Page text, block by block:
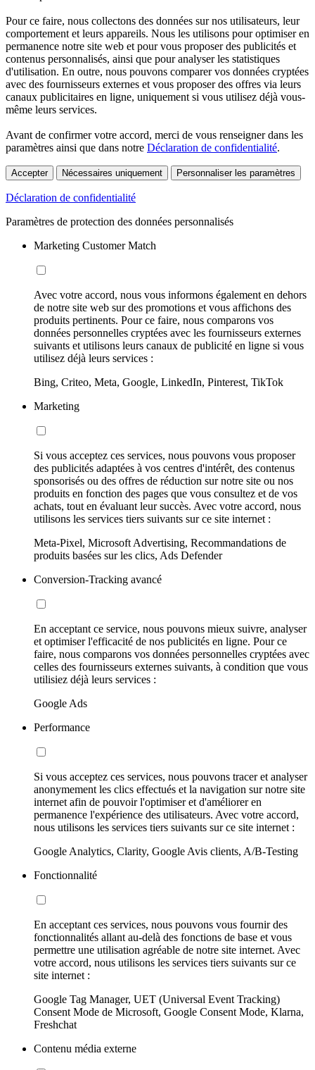
Pour ce faire, nous collectons des données sur nos utilisateurs, leur
comportement et leurs appareils. Nous les utilisons pour optimiser en
permanence notre site web et pour vous proposer des publicités et
contenus personnalisés, ainsi que pour analyser les statistiques
d'utilisation. En outre, nous pouvons comparer vos données cryptées
avec des fournisseurs externes et vous proposer des offres via leurs
canaux publicitaires en ligne, uniquement si vous utilisez déjà vous-
même leurs services.
Avant de confirmer votre accord, merci de vous renseigner dans les
paramètres ainsi que dans notre Déclaration de confidentialité.
Accepter Nécessaires uniquement Personnaliser les paramètres
Déclaration de confidentialité
Paramètres de protection des données personnalisés
Marketing Customer Match
Avec votre accord, nous vous informons également en dehors
de notre site web sur des promotions et vous affichons des
produits pertinents. Pour ce faire, nous comparons vos
données personnelles cryptées avec les fournisseurs externes
suivants et utilisons leurs canaux de publicité en ligne si vous
utilisez déjà leurs services :
Bing, Criteo, Meta, Google, LinkedIn, Pinterest, TikTok
Marketing
Si vous acceptez ces services, nous pouvons vous proposer
des publicités adaptées à vos centres d'intérêt, des contenus
sponsorisés ou des offres de réduction sur notre site ou nos
produits en fonction des pages que vous consultez et de vos
achats, tout en évaluant leur succès. Avec votre accord, nous
utilisons les services tiers suivants sur ce site internet :
Meta-Pixel, Microsoft Advertising, Recommandations de
produits basées sur les clics, Ads Defender
Conversion-Tracking avancé
En acceptant ce service, nous pouvons mieux suivre, analyser
et optimiser l'efficacité de nos publicités en ligne. Pour ce
faire, nous comparons vos données personnelles cryptées avec
celles des fournisseurs externes suivants, à condition que vous
utilisiez déjà leurs services :
Google Ads
Performance
Si vous acceptez ces services, nous pouvons tracer et analyser
anonymement les clics effectués et la navigation sur notre site
internet afin de pouvoir l'optimiser et d'améliorer en
permanence l'expérience des utilisateurs. Avec votre accord,
nous utilisons les services tiers suivants sur ce site internet :
Google Analytics, Clarity, Google Avis clients, A/B-Testing
Fonctionnalité
En acceptant ces services, nous pouvons vous fournir des
fonctionnalités allant au-delà des fonctions de base et vous
permettre une utilisation agréable de notre site internet. Avec
votre accord, nous utilisons les services tiers suivants sur ce
site internet :
Google Tag Manager, UET (Universal Event Tracking)
Consent Mode de Microsoft, Google Consent Mode, Klarna,
Freshchat
Contenu média externe